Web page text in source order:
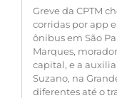
Greve da CPTM
corridas por app
ônibus em São
Marques,
capital, e a
Suzano, na
diferentes até o